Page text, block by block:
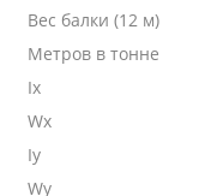
Вес балки (12 м)
Метров в тонне
Ix
Wx
Iy
Wy